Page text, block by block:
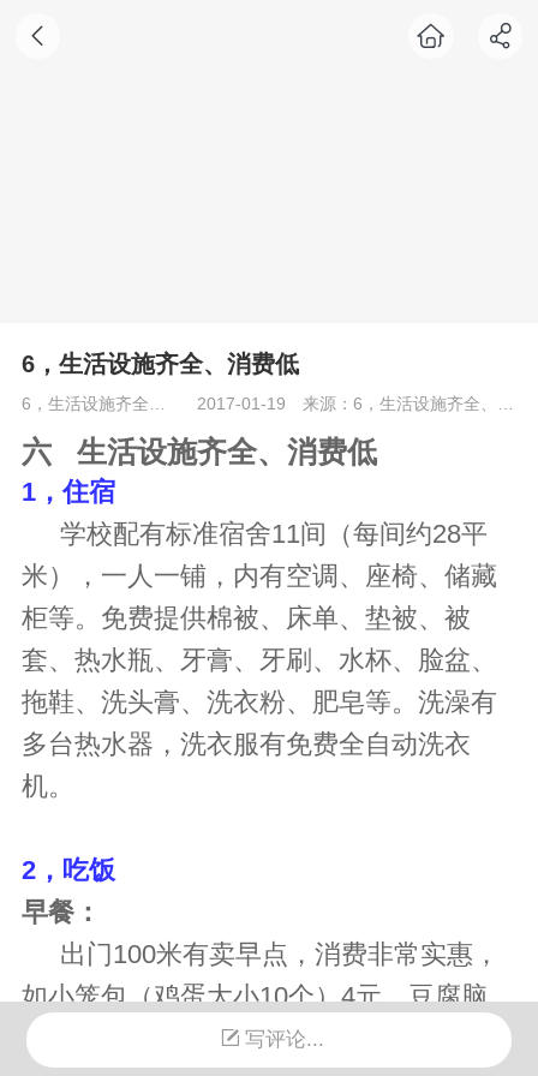
6，生活设施齐全、消费低
2017-01-19
六 生活设施齐全、消费低
1，住宿
学校配有标准宿舍11间（每间约28平
米），一人一铺，内有空调、座椅、储藏
柜等。免费提供棉被、床单、垫被、被
套、热水瓶、牙膏、牙刷、水杯、脸盆、
拖鞋、洗头膏、洗衣粉、肥皂等。洗澡有
多台热水器，洗衣服有免费全自动洗衣
机。
2，吃饭
早餐：
出门100米有卖早点，消费非常实惠，
如小笼包（鸡蛋大小10个）4元、豆腐脑
1.5元、炒粉3元、鸡蛋煎饼4元等等。
写评论...